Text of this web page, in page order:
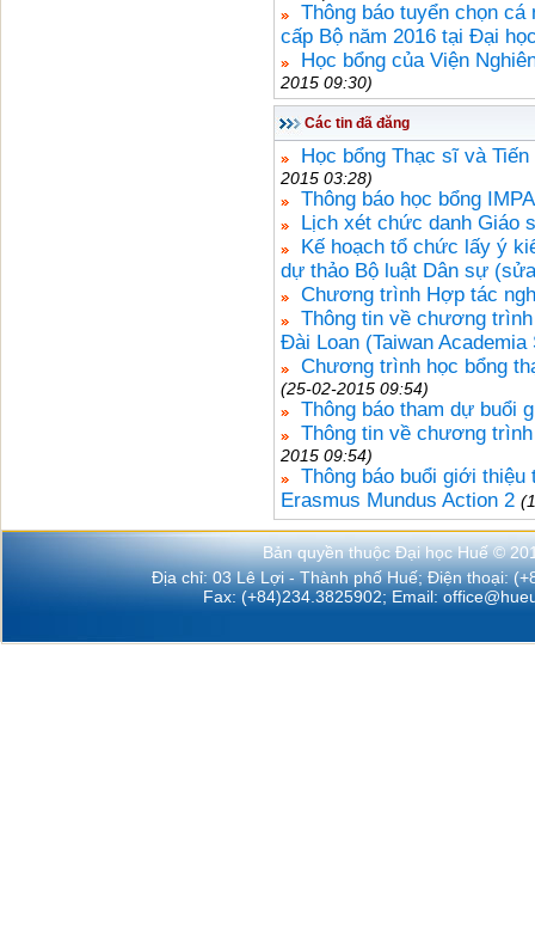
Thông báo tuyển chọn
cấp Bộ năm 2016 tại Đại
Học bổng của Viện
2015 09:30)
Các tin đã đăng
Học bổng Thạc sĩ và
2015 03:28)
Thông báo học bổng
Lịch xét chức danh Giáo
Kế hoạch tổ chức lấy ý
dự thảo Bộ luật Dân sự
Chương trình Hợp tác
Thông tin về chương
Đài Loan (Taiwan Academia
Chương trình học bổng
(25-02-2015 09:54)
Thông báo tham dự buổi
Thông tin về chương
2015 09:54)
Thông báo buổi giới
Erasmus Mundus Action 2
Bản quyền thuộc Đại học Huế ©
Địa chỉ: 03 Lê Lợi - Thành phố Huế; Điện thoại:
Fax: (+84)234.3825902; Email: